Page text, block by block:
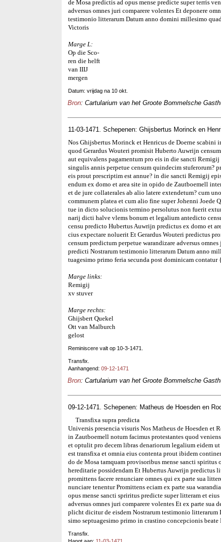
de Mosa predictis ad opus mense predicte super terris
adversus omnes juri comparere volentes Et deponere
testimonio litterarum Datum anno domini millesimo
Victoris
Marge L:
Op die Sco-
ren die helft
van IIIJ
mergen
Datum: vrijdag na 10 okt.
Bron: Cartularium van het Groote Bommelsche
11-03-1471. Schepenen: Ghijsbertus Morinck en
Nos Ghijsbertus Morinck et Henricus de Doerne scabini
quod Gerardus Wouteri promisit Huberto Auwrijn
aut equivalens pagamentum pro eis in die sancti
singulis annis perpetue censum quindecim stuferorum?
eis prout prescriptim est annue? in die sancti Remigij
endum ex domo et area site in opido de Zautboemell
et de jure collaterales ab alio latere extendetum? cum
communem platea et cum alio fine super Johenni Joede
tue in dicto solucionis termino persolutus non fuerit
narij dicti halve vlems bonum et legalium antedicto
censu predicto Hubertus Auwrijn predictus ex domo et
cius expectare noluerit Et Gerardus Wouteri predictus
censum predictum perpetue warandizare adversus
predicti Nostrarum testimonio litterarum Datum anno
tuagesimo primo feria secunda post dominicam contatur
Marge links:
Remigij
xv stuver
Marge rechts:
Ghijsbert Quekel
Ott van Malburch
gelost
Reminiscere valt op 10-3-1471.
Transfix.
Aanhangend: 09-12-1471
Bron: Cartularium van het Groote Bommelsche
09-12-1471. Schepenen: Matheus de Hoesden en
Transfixa supra predicta
Universis presencia visuris Nos Matheus de Hoesden et
in Zautboemell notum facimus protestantes quod
et optulit pro decem libras denariorum legalium eidem
est transfixa et omnia eius contenta prout ibidem
do de Mosa tamquam provisoribus mense sancti spiritus
hereditarie possidendam Et Hubertus Auwrijn predictus
promittens facere renunciare omnes qui ex parte sua
nunciare tenentur Promittens eciam ex parte sua
opus mense sancti spriritus predicte super litteram et
adversus omnes juri comparere volentes Et ex parte sua
plicht dicitur de eisdem Nostrarum testimonio
simo septuagesimo primo in crastino concepcionis
Transfix.